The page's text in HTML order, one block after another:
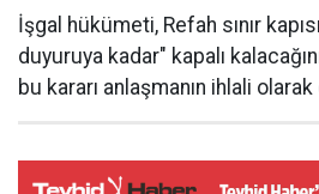
İşgal hükümeti, Refah sınır
duyuruya kadar" kapalı
bu kararı anlaşmanın ihlali